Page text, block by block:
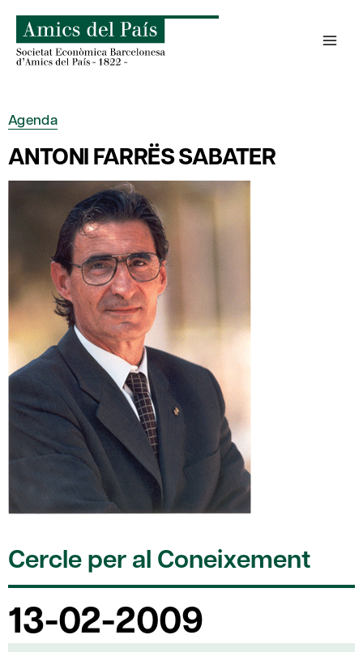
content
Agenda
ANTONI FARRËS SABATER
Cercle per al Coneixement
13-02-2009